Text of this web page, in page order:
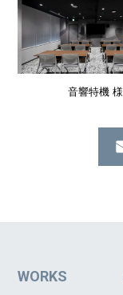
音響特機 様
WORKS